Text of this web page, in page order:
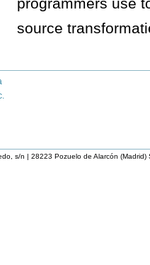
source
s/n | 28223 Pozuelo de Alarcón (Madrid)